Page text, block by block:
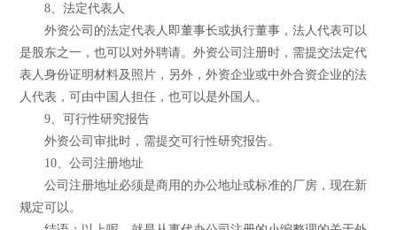
8、法定代表人
外资公司的法定代表人即董事长或执行董事，法人代表可以
是股东之一，也可以对外聘请。外资公司注册时，需提交法定代
表人身份证明材料及照片，另外，外资企业或中外合资企业的法
人代表，可由中国人担任，也可以是外国人。
9、可行性研究报告
外资公司审批时，需提交可行性研究报告。
10、公司注册地址
公司注册地址必须是商用的办公地址或标准的厂房，现在新
规定可以。